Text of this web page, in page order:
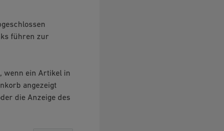
führen zur
wenn ein Artikel in
angezeigt
die Anzeige des